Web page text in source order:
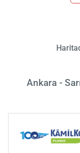
Ankara -